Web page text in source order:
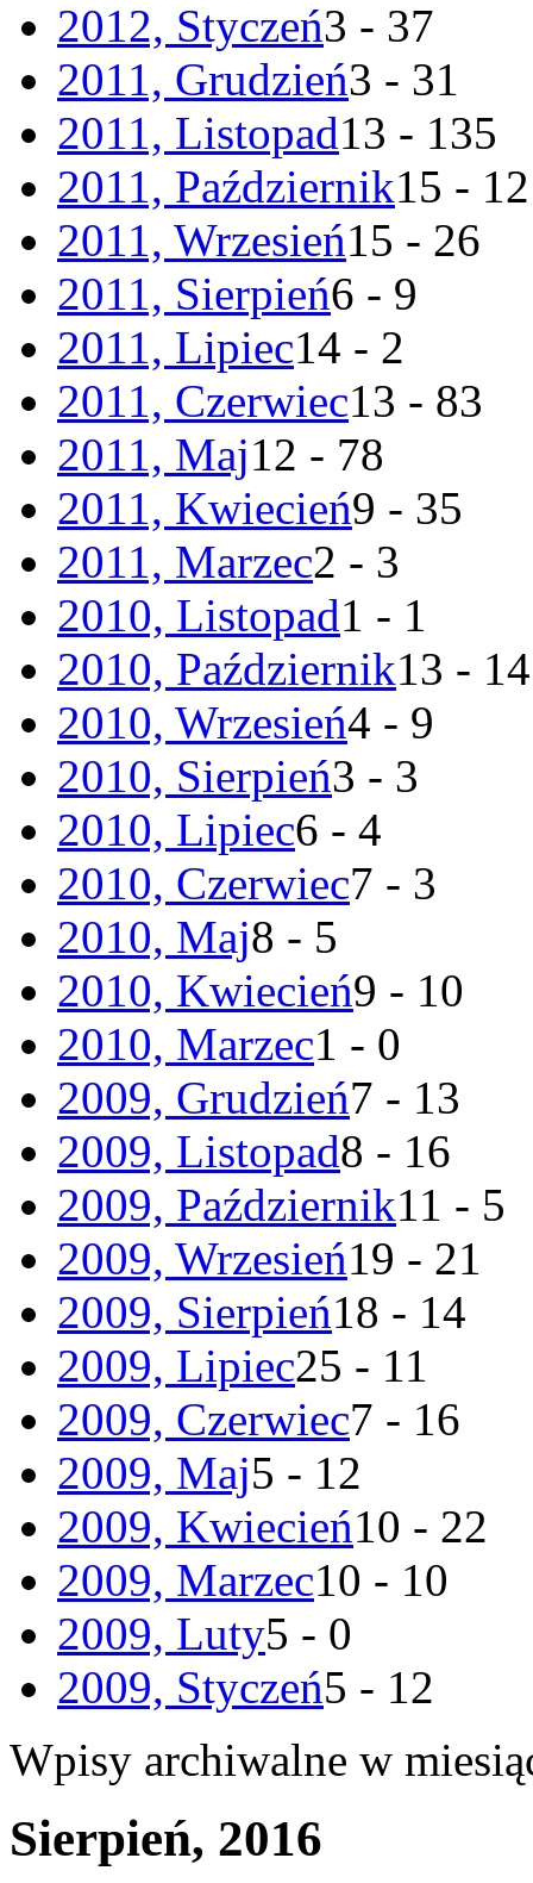
2012, Styczeń3 - 37
2011, Grudzień3 - 31
2011, Listopad13 - 135
2011, Październik15 -
2011, Wrzesień15 - 26
2011, Sierpień6 - 9
2011, Lipiec14 - 2
2011, Czerwiec13 - 83
2011, Maj12 - 78
2011, Kwiecień9 - 35
2011, Marzec2 - 3
2010, Listopad1 - 1
2010, Październik13 - 14
2010, Wrzesień4 - 9
2010, Sierpień3 - 3
2010, Lipiec6 - 4
2010, Czerwiec7 - 3
2010, Maj8 - 5
2010, Kwiecień9 - 10
2010, Marzec1 - 0
2009, Grudzień7 - 13
2009, Listopad8 - 16
2009, Październik11 - 5
2009, Wrzesień19 - 21
2009, Sierpień18 - 14
2009, Lipiec25 - 11
2009, Czerwiec7 - 16
2009, Maj5 - 12
2009, Kwiecień10 - 22
2009, Marzec10 - 10
2009, Luty5 - 0
2009, Styczeń5 - 12
Wpisy archiwalne w
Sierpień, 2016